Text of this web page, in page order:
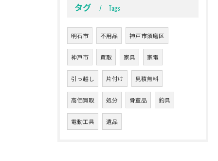
タグ Tags
明石市 不用品 神戸市須磨区
神戸市 買取 家具 家電
引っ越し 片付け 見積無料
高価買取 処分 骨董品 釣具
電動工具 遺品